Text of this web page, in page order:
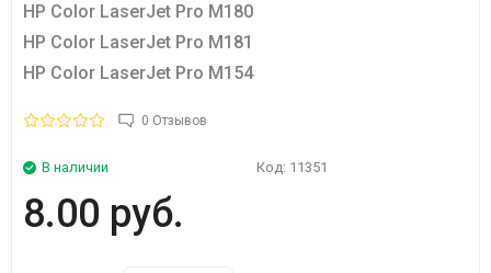
HP Color LaserJet Pro M180
HP Color LaserJet Pro M181
HP Color LaserJet Pro M154
0 Отзывов
В наличии Код: 11351
8.00 руб.